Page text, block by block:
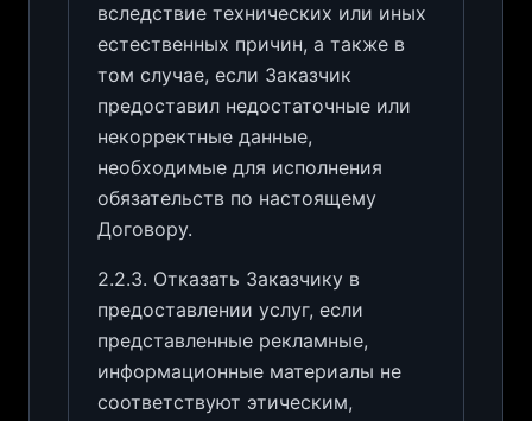
вследствие технических или иных
естественных причин, а также в
том случае, если Заказчик
предоставил недостаточные или
некорректные данные,
необходимые для исполнения
обязательств по настоящему
Договору.
2.2.3. Отказать Заказчику в
предоставлении услуг, если
представленные рекламные,
информационные материалы не
соответствуют этическим,